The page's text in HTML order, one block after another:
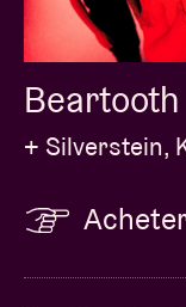
Beartooth
+ Silverstein,